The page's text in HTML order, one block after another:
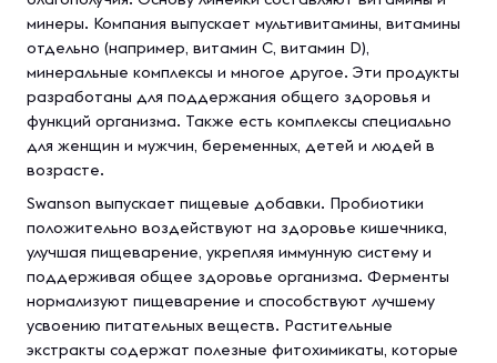
минеры. Компания выпускает мультивитамины, витамины
отдельно (например, витамин С, витамин D),
минеральные комплексы и многое другое. Эти продукты
разработаны для поддержания общего здоровья и
функций организма. Также есть комплексы специально
для женщин и мужчин, беременных, детей и людей в
возрасте.
Swanson выпускает пищевые добавки. Пробиотики
положительно воздействуют на здоровье кишечника,
улучшая пищеварение, укрепляя иммунную систему и
поддерживая общее здоровье организма. Ферменты
нормализуют пищеварение и способствуют лучшему
усвоению питательных веществ. Растительные
экстракты содержат полезные фитохимикаты, которые